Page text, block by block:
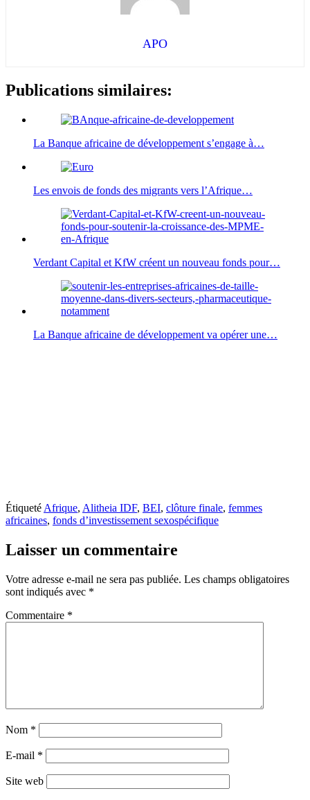
APO
Publications similaires:
La Banque africaine de développement s’engage à…
Les envois de fonds des migrants vers l’Afrique…
Verdant Capital et KfW créent un nouveau fonds pour…
La Banque africaine de développement va opérer une…
Étiqueté Afrique, Alitheia IDF, BEI, clôture finale, femmes
africaines, fonds d’investissement sexospécifique
Laisser un commentaire
Votre adresse e-mail ne sera pas publiée. Les champs obligatoires
sont indiqués avec *
Commentaire *
Nom *
E-mail *
Site web